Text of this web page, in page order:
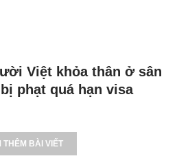
Việt khỏa thân ở sân
phạt quá hạn visa
THÊM BÀI VIẾT